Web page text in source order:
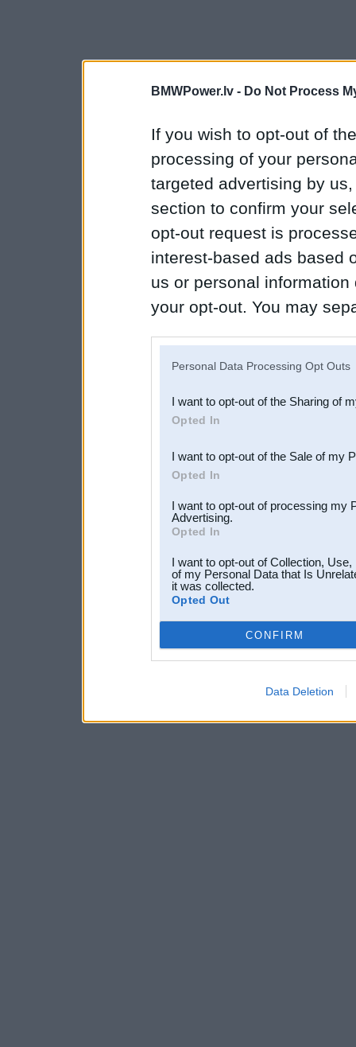
BMWPower.lv - Do Not Process
If you wish to opt-out of
processing of your
targeted advertising by
section to confirm your
opt-out request is
interest-based ads based
us or personal
your opt-out. You may
Downstream Participants
third parties.
Personal Data Processing Opt Outs
I want to opt-out of the Sharing of
Opted In
I want to opt-out of the Sale of my
Opted In
I want to opt-out of processing my
Advertising.
Opted In
I want to opt-out of Collection,
of my Personal Data that Is
it was collected.
Opted Out
CONFIRM
Data Deletion